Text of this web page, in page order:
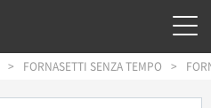
FORNASETTI SENZA TEMPO